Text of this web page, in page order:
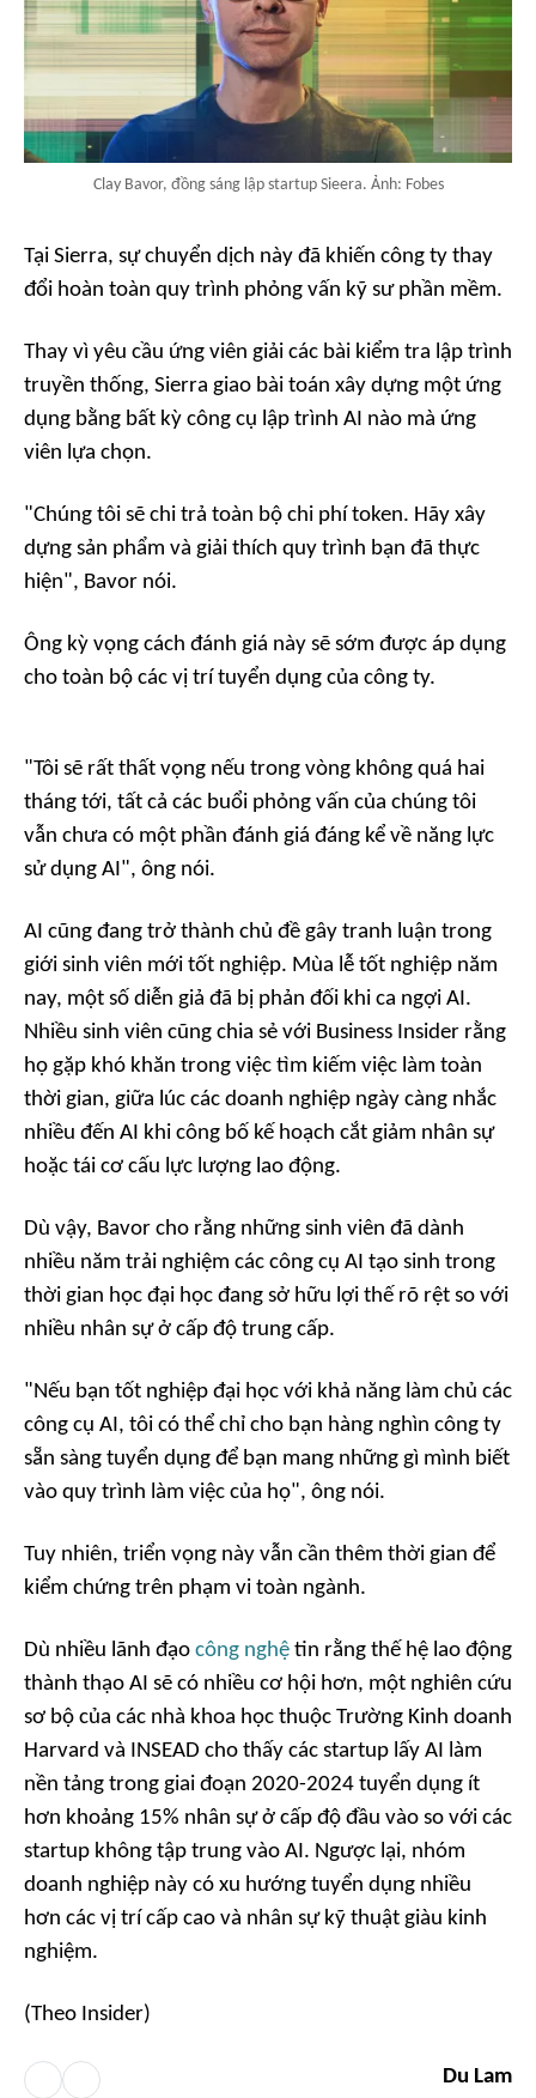
Clay Bavor, đồng sáng lập startup Sieera. Ảnh: Fobes
Tại Sierra, sự chuyển dịch này đã khiến công ty thay
đổi hoàn toàn quy trình phỏng vấn kỹ sư phần mềm.
Thay vì yêu cầu ứng viên giải các bài kiểm tra lập trình
truyền thống, Sierra giao bài toán xây dựng một ứng
dụng bằng bất kỳ công cụ lập trình AI nào mà ứng
viên lựa chọn.
"Chúng tôi sẽ chi trả toàn bộ chi phí token. Hãy xây
dựng sản phẩm và giải thích quy trình bạn đã thực
hiện", Bavor nói.
Ông kỳ vọng cách đánh giá này sẽ sớm được áp dụng
cho toàn bộ các vị trí tuyển dụng của công ty.
"Tôi sẽ rất thất vọng nếu trong vòng không quá hai
tháng tới, tất cả các buổi phỏng vấn của chúng tôi
vẫn chưa có một phần đánh giá đáng kể về năng lực
sử dụng AI", ông nói.
AI cũng đang trở thành chủ đề gây tranh luận trong
giới sinh viên mới tốt nghiệp. Mùa lễ tốt nghiệp năm
nay, một số diễn giả đã bị phản đối khi ca ngợi AI.
Nhiều sinh viên cũng chia sẻ với Business Insider rằng
họ gặp khó khăn trong việc tìm kiếm việc làm toàn
thời gian, giữa lúc các doanh nghiệp ngày càng nhắc
nhiều đến AI khi công bố kế hoạch cắt giảm nhân sự
hoặc tái cơ cấu lực lượng lao động.
Dù vậy, Bavor cho rằng những sinh viên đã dành
nhiều năm trải nghiệm các công cụ AI tạo sinh trong
thời gian học đại học đang sở hữu lợi thế rõ rệt so với
nhiều nhân sự ở cấp độ trung cấp.
"Nếu bạn tốt nghiệp đại học với khả năng làm chủ các
công cụ AI, tôi có thể chỉ cho bạn hàng nghìn công ty
sẵn sàng tuyển dụng để bạn mang những gì mình biết
vào quy trình làm việc của họ", ông nói.
Tuy nhiên, triển vọng này vẫn cần thêm thời gian để
kiểm chứng trên phạm vi toàn ngành.
Dù nhiều lãnh đạo công nghệ tin rằng thế hệ lao động
thành thạo AI sẽ có nhiều cơ hội hơn, một nghiên cứu
sơ bộ của các nhà khoa học thuộc Trường Kinh doanh
Harvard và INSEAD cho thấy các startup lấy AI làm
nền tảng trong giai đoạn 2020-2024 tuyển dụng ít
hơn khoảng 15% nhân sự ở cấp độ đầu vào so với các
startup không tập trung vào AI. Ngược lại, nhóm
doanh nghiệp này có xu hướng tuyển dụng nhiều
hơn các vị trí cấp cao và nhân sự kỹ thuật giàu kinh
nghiệm.
(Theo Insider)
Du Lam